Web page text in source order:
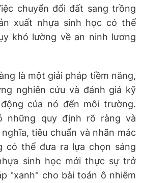
chuyển đổi đất sang trồng
xuất nhựa sinh học có thể
khó lường về an ninh lương
là một giải pháp tiềm năng,
nghiên cứu và đánh giá kỹ
của nó đến môi trường.
những quy định rõ ràng và
tiêu chuẩn và nhãn mác
có thể đưa ra lựa chọn sáng
sinh học mới thực sự trở
"xanh" cho bài toán ô nhiễm